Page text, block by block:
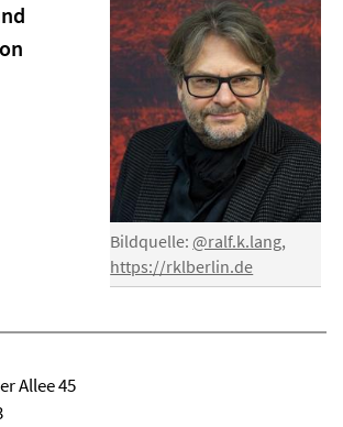
Bildquelle:@ralf.k.lang,
https://rklberlin.de
Allee 45